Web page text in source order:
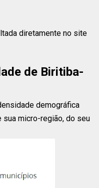
diretamente no site
de Biritiba-
demográfica
sua micro-região, do seu